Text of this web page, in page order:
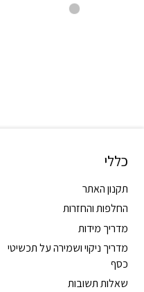
כללי
תקנון האתר
החלפות והחזרות
מדריך מידות
מדריך ניקוי ושמירה על תכשיטי
כסף
שאלות תשובות